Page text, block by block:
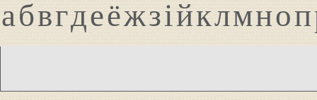
абвгдеёжзійклмноп